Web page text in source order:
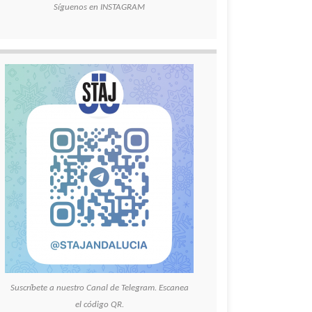
Síguenos en INSTAGRAM
Suscríbete a nuestro Canal de Telegram. Escanea
el código QR.